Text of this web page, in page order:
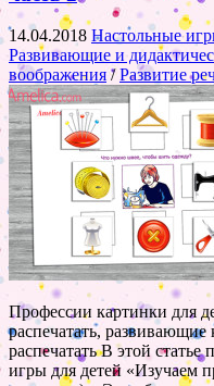
14.04.2018 Настольные
Развивающие и
воображения/Развитие
Профессии картинки для
распечатать,
распечатать В этой статье
игры для детей «Изучаем